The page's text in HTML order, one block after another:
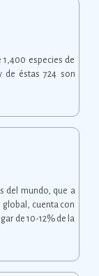
especies de
de éstas 724 son
del mundo, que a
global, cuenta con
de 10-12% de la